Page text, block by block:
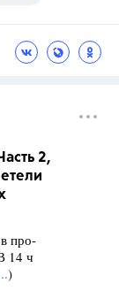
2,
про-
14 ч
)